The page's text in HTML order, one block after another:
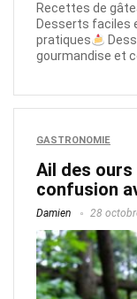
Recettes de
Desserts faciles
pratiques
gourmandise et
GASTRONOMIE
Ail des ours
confusion
Damien 28